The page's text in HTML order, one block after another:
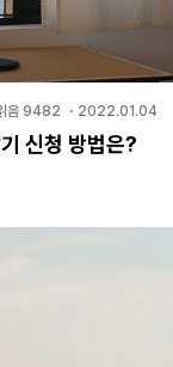
음 9482 ・ 2022.01.04
신청 방법은?